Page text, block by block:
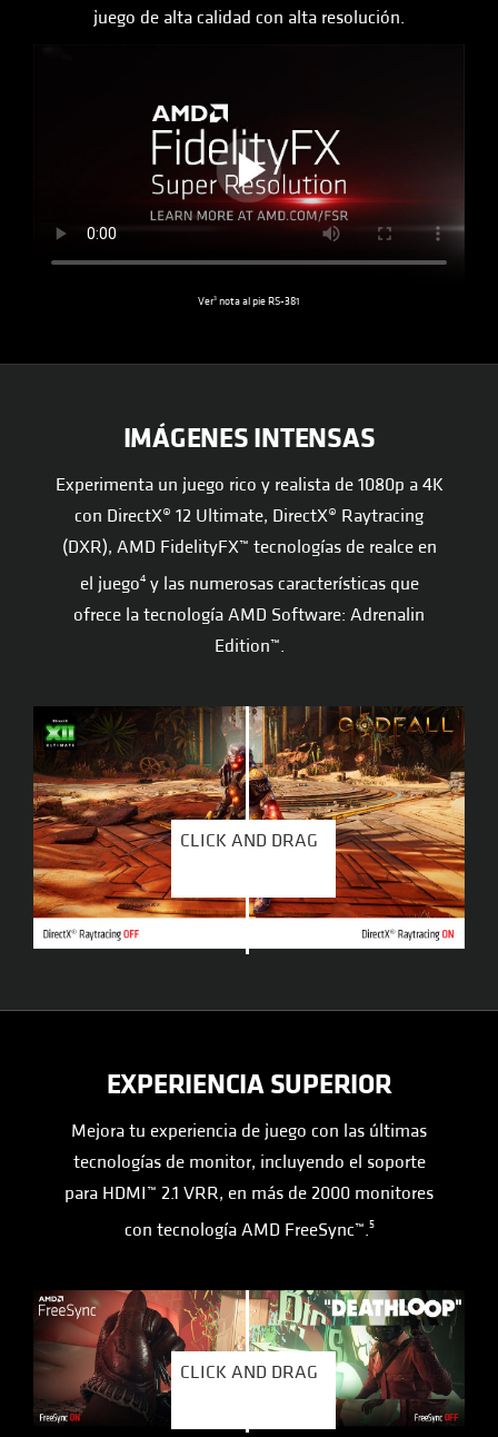
juego de alta calidad con alta resolución.
Ver3 nota al pie RS-381
IMÁGENES INTENSAS
Experimenta un juego rico y realista de 1080p a 4K
con DirectX® 12 Ultimate, DirectX® Raytracing
(DXR), AMD FidelityFX™ tecnologías de realce en
el juego4y las numerosas características que
ofrece la tecnología AMD Software: Adrenalin
Edition™.
CLICK AND DRAG
CLICK AND DRAG
EXPERIENCIA SUPERIOR
Mejora tu experiencia de juego con las últimas
tecnologías de monitor, incluyendo el soporte
para HDMI™ 2.1 VRR, en más de 2000 monitores
con tecnología AMD FreeSync™.5
CLICK AND DRAG
CLICK AND DRAG